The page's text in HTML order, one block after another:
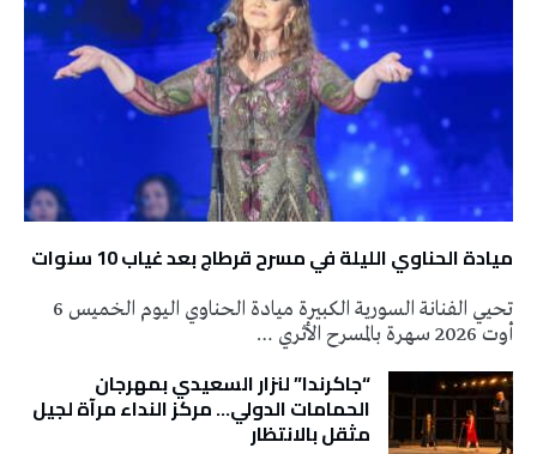
ميادة الحناوي الليلة في مسرح قرطاج بعد غياب 10 سنوات
تحيي الفنانة السورية الكبيرة ميادة الحناوي اليوم الخميس 6
أوت 2026 سهرة بالمسرح الأثري …
“جاكرندا” لنزار السعيدي بمهرجان
الحمامات الدولي… مركز النداء مرآة لجيل
مثقل بالانتظار